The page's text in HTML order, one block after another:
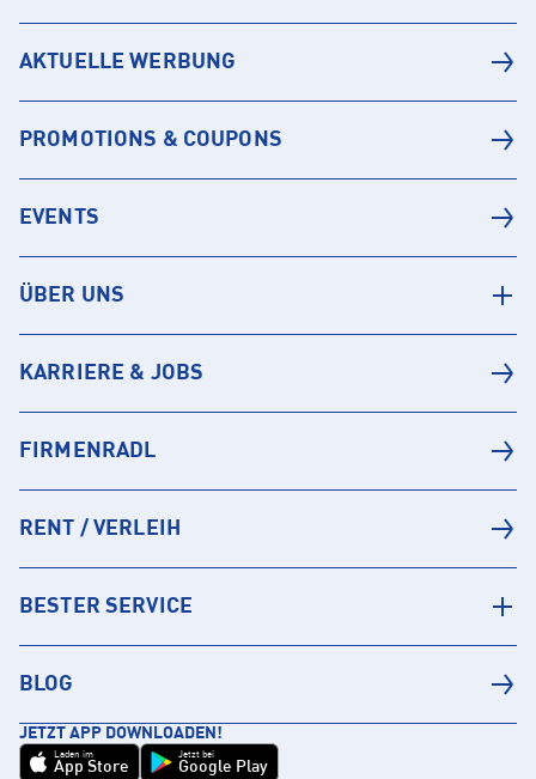
AKTUELLE WERBUNG
PROMOTIONS & COUPONS
EVENTS
ÜBER UNS
KARRIERE & JOBS
FIRMENRADL
RENT / VERLEIH
BESTER SERVICE
BLOG
JETZT APP DOWNLOADEN!
Laden im
App Store
Jetzt bei
Google Play